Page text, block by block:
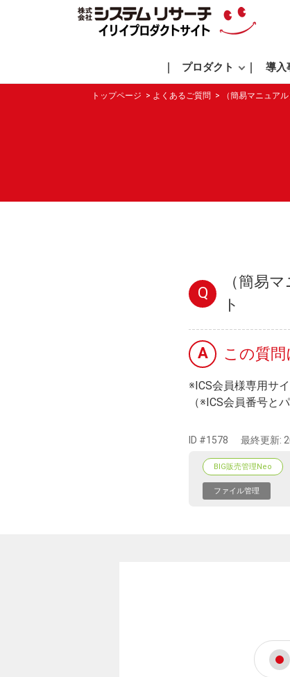
プロダクト 導入
トップページ よくあるご質問 （簡易マニュア
Q
（簡易
ト
A この質
※ICS会員様専用サ
（※ICS会員番号と
ID #1578 最終更新:
BIG販売管理Neo
ファイル管理